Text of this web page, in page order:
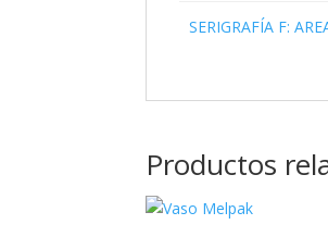
SERIGRAFÍA F:
Productos